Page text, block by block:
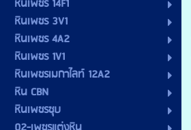
หินเพชร 14F1
หินเพชร 3V1
หินเพชร 4A2
หินเพชร 1V1
หินเพชรเมกาไลท์ 12A2
หิน CBN
หินเพชรชุบ